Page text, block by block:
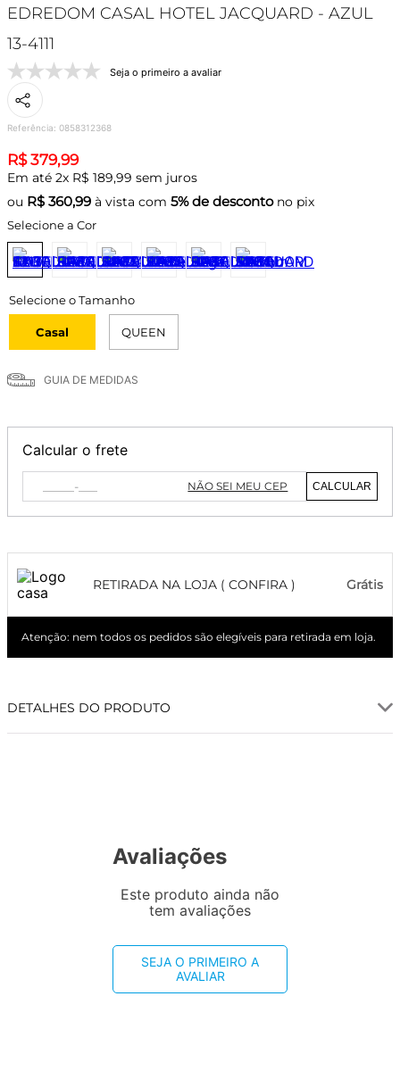
EDREDOM CASAL HOTEL JACQUARD - AZUL
13-4111
Seja o primeiro a avaliar
Referência: 0858312368
R$ 379,99
Em até 2x R$ 189,99 sem juros
ou R$ 360,99 à vista com 5% de descontono pix
Selecione a Cor
Casal QUEEN
GUIA DE MEDIDAS
Calcular o frete
NÃO SEI MEU CEP CALCULAR
RETIRADA NA LOJA ( CONFIRA ) Grátis
Atenção: nem todos os pedidos são elegíveis para retirada em loja.
DETALHES DO PRODUTO
Avaliações
Este produto ainda não
tem avaliações
SEJA O PRIMEIRO A
AVALIAR